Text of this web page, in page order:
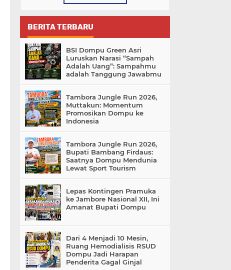
BERITA TERBARU
BSI Dompu Green Asri
Luruskan Narasi “Sampah
Adalah Uang”: Sampahmu
adalah Tanggung Jawabmu
Tambora Jungle Run 2026,
Muttakun: Momentum
Promosikan Dompu ke
Indonesia
Tambora Jungle Run 2026,
Bupati Bambang Firdaus:
Saatnya Dompu Mendunia
Lewat Sport Tourism
Lepas Kontingen Pramuka
ke Jambore Nasional XII, Ini
Amanat Bupati Dompu
Dari 4 Menjadi 10 Mesin,
Ruang Hemodialisis RSUD
Dompu Jadi Harapan
Penderita Gagal Ginjal